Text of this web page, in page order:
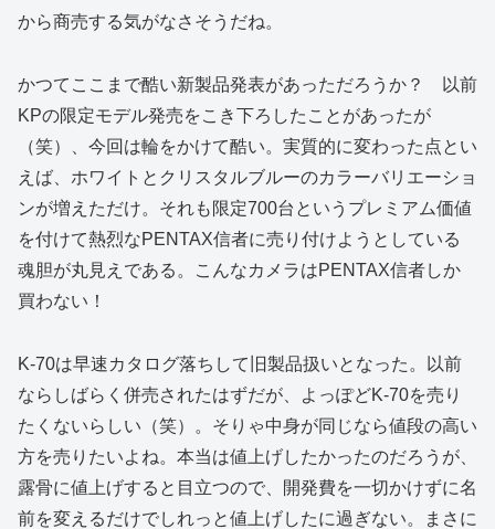
から商売する気がなさそうだね。
かつてここまで酷い新製品発表があっただろうか？ 以前
KPの限定モデル発売をこき下ろしたことがあったが
（笑）、今回は輪をかけて酷い。実質的に変わった点とい
えば、ホワイトとクリスタルブルーのカラーバリエーショ
ンが増えただけ。それも限定700台というプレミアム価値
を付けて熱烈なPENTAX信者に売り付けようとしている
魂胆が丸見えである。こんなカメラはPENTAX信者しか
買わない！
K-70は早速カタログ落ちして旧製品扱いとなった。以前
ならしばらく併売されたはずだが、よっぽどK-70を売り
たくないらしい（笑）。そりゃ中身が同じなら値段の高い
方を売りたいよね。本当は値上げしたかったのだろうが、
露骨に値上げすると目立つので、開発費を一切かけずに名
前を変えるだけでしれっと値上げしたに過ぎない。まさに